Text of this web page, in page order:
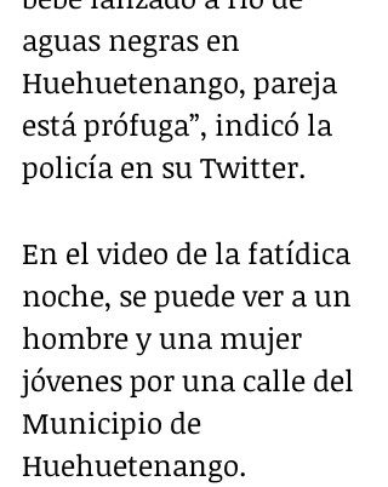
aguas negras en
Huehuetenango, pareja
está prófuga”, indicó la
policía en su Twitter.
En el video de la fatídica
noche, se puede ver a un
hombre y una mujer
jóvenes por una calle del
Municipio de
Huehuetenango.